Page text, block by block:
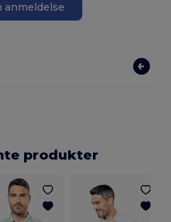
anmeldelse
produkter